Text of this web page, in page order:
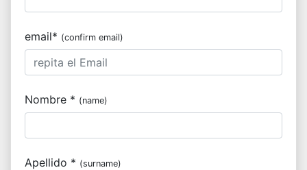
email* (confirm email)
Nombre * (name)
Apellido * (surname)